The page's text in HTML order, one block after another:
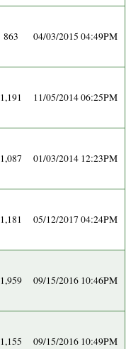
863 04/03/2015 04:49PM
1,191 11/05/2014 06:25PM
1,087 01/03/2014 12:23PM
1,181 05/12/2017 04:24PM
1,959 09/15/2016 10:46PM
1,155 09/15/2016 10:49PM